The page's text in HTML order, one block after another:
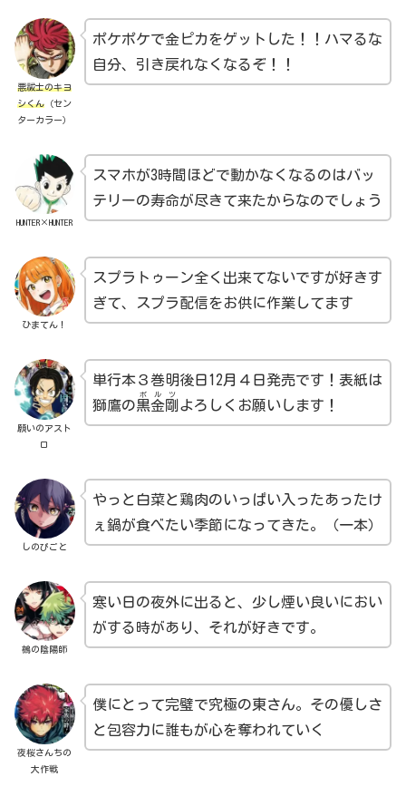
悪祓士のキヨ
シくん （セン
ターカラー）
ポケポケで金ピカをゲットした！！ハマるな
自分、引き戻れなくなるぞ！！
HUNTER×HUNTER
スマホが3時間ほどで動かなくなるのはバッ
テリーの寿命が尽きて来たからなのでしょう
ひまてん！
スプラトゥーン全く出来てないですが好きす
ぎて、スプラ配信をお供に作業してます
願いのアスト
ロ
単行本３巻明後日12月４日発売です！表紙は
獅鷹の黒金剛
ボルツ
よろしくお願いします！
しのびごと
やっと白菜と鶏肉のいっぱい入ったあったけ
ぇ鍋が食べたい季節になってきた。（一本）
鵺の陰陽師
寒い日の夜外に出ると、少し煙い良いにおい
がする時があり、それが好きです。
夜桜さんちの
大作戦
僕にとって完璧で究極の東さん。その優しさ
と包容力に誰もが心を奪われていく